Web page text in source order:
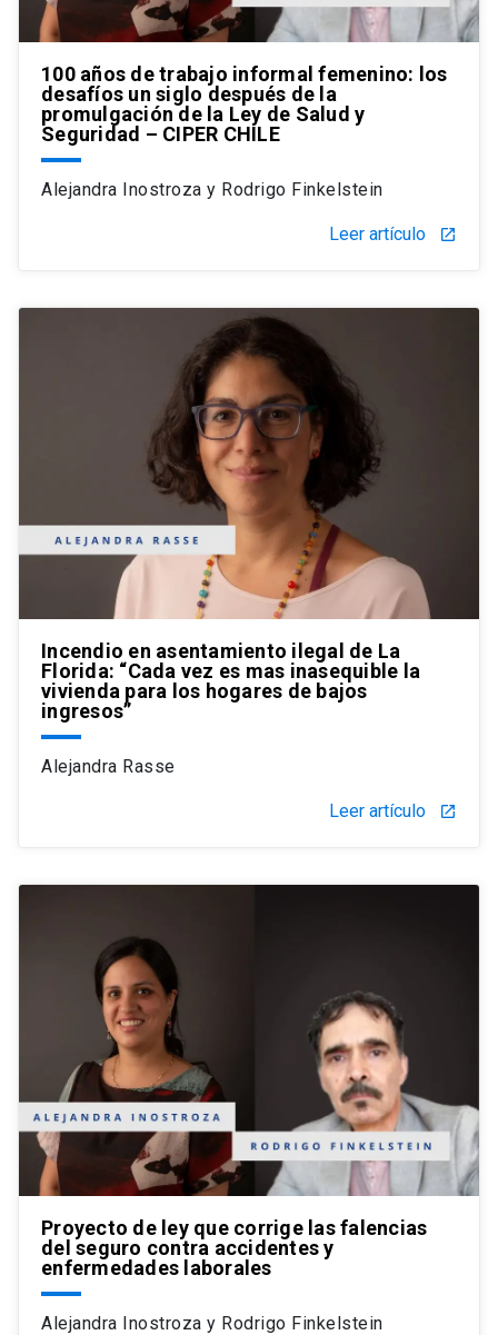
100 años de trabajo informal femenino: los
desafíos un siglo después de la
promulgación de la Ley de Salud y
Seguridad – CIPER CHILE
Alejandra Inostroza y Rodrigo Finkelstein
Leer artículo launch
Incendio en asentamiento ilegal de La
Florida: “Cada vez es mas inasequible la
vivienda para los hogares de bajos
ingresos”
Alejandra Rasse
Leer artículo launch
Proyecto de ley que corrige las falencias
del seguro contra accidentes y
enfermedades laborales
Alejandra Inostroza y Rodrigo Finkelstein